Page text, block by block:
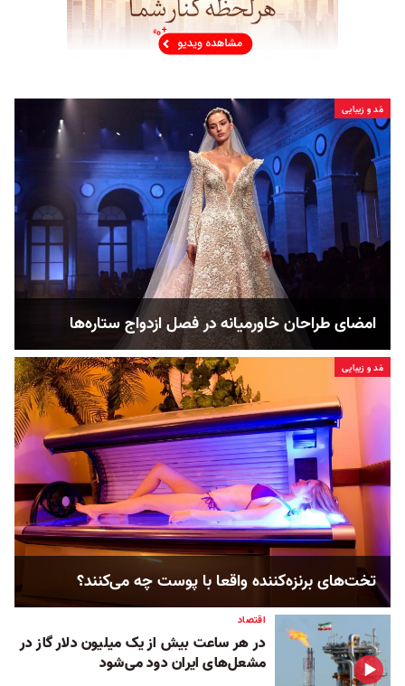
مُد و زیبایی
امضای طراحان خاورمیانه در فصل ازدواج ستاره‌ها
مُد و زیبایی
تخت‌های برنزه‌کننده واقعا با پوست چه می‌کنند؟
اقتصاد
در هر ساعت بیش از یک میلیون دلار گاز در
مشعل‌های ایران دود می‌شود